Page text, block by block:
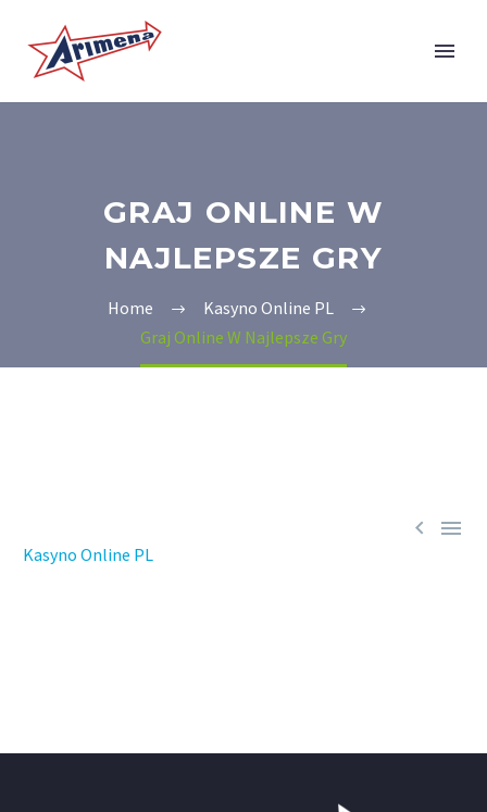
GRAJ ONLINE W
NAJLEPSZE GRY
Home
Kasyno Online PL
Graj Online W Najlepsze Gry
 
Kasyno Online PL